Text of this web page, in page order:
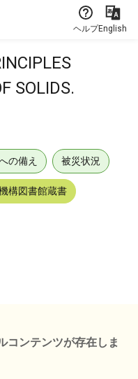
ヘルプEnglish
SOLIDS.
の備え 被災状況
構図書館蔵書
コンテンツが存在しま